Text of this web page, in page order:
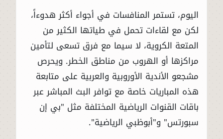
اليوم، تستمر المنافسات في أجواء أكثر هدوءاً،
لكن مع لقاءات تحمل في طياتها الكثير من
المتعة الكروية، لا سيما مع فرق تسعى لتأمين
مراكزها أو الهروب من مناطق الخطر. ويحرص
مشجعو الأندية الأوروبية والعربية على متابعة
هذه المباريات خاصة مع توافر البث المباشر عبر
باقات القنوات الرياضية المختلفة مثل "بي إن
سبورتس" و"أبوظبي الرياضية".